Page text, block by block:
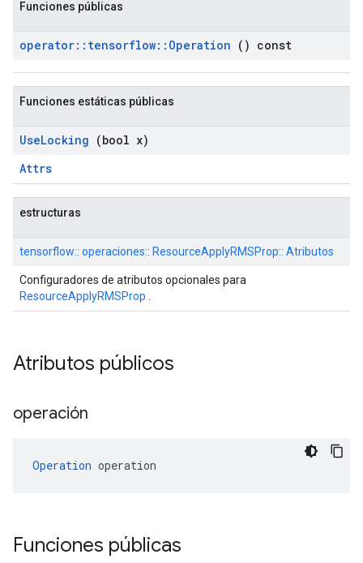
Funciones públicas
operator:: tensorflow:: Operation () const
Funciones estáticas públicas
UseLocking (bool x)
Attrs
estructuras
tensorflow:: operaciones:: ResourceApplyRMSProp:: Atributos
Configuradores de atributos opcionales para
ResourceApplyRMSProp
Atributos públicos
operación
Operation operation
Funciones públicas